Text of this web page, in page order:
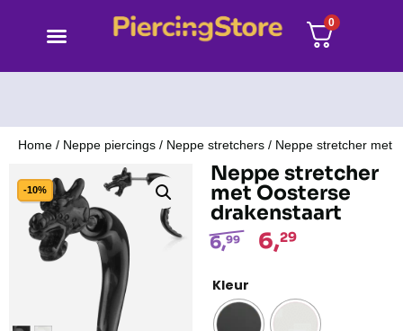
0
Home / Neppe piercings / Neppe stretchers / Neppe stretcher met
-10%
Neppe stretcher
met Oosterse
drakenstaart
6,99 6,29
Kleur